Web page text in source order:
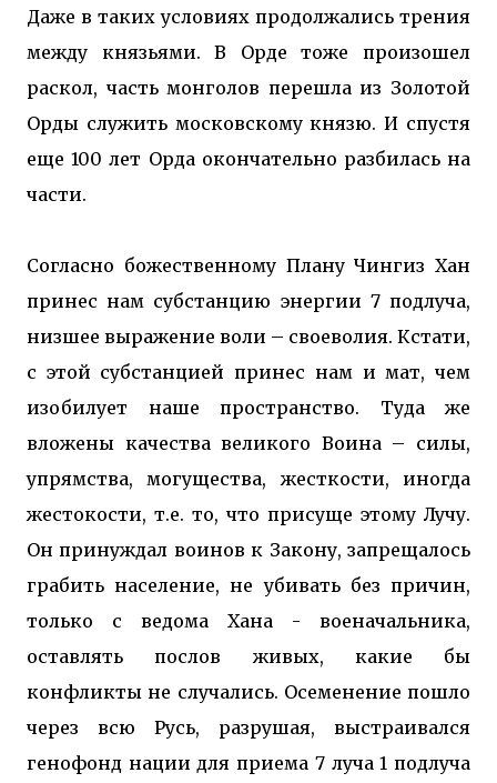
Даже в таких условиях продолжались трения
между князьями. В Орде тоже произошел
раскол, часть монголов перешла из Золотой
Орды служить московскому князю. И спустя
еще 100 лет Орда окончательно разбилась на
части.
Согласно божественному Плану Чингиз Хан
принес нам субстанцию энергии 7 подлуча,
низшее выражение воли – своеволия. Кстати,
с этой субстанцией принес нам и мат, чем
изобилует наше пространство. Туда же
вложены качества великого Воина – силы,
упрямства, могущества, жесткости, иногда
жестокости, т.е. то, что присуще этому Лучу.
Он принуждал воинов к Закону, запрещалось
грабить население, не убивать без причин,
только с ведома Хана - военачальника,
оставлять послов живых, какие бы
конфликты не случались. Осеменение пошло
через всю Русь, разрушая, выстраивался
генофонд нации для приема 7 луча 1 подлуча